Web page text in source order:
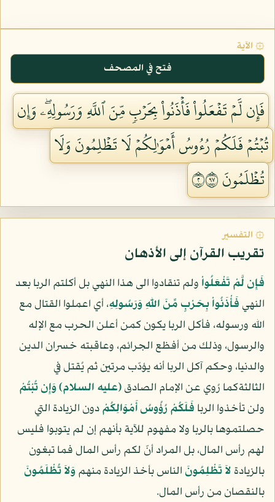
۞ الآية
فتح في المصحف
فَإِن لَّمۡ تَفۡعَلُواْ فَأۡذَنُواْ بِحَرۡبٖ مِّنَ ٱللَّهِ وَرَسُولِهِۦۖ وَإِن
تُبۡتُمۡ فَلَكُمۡ رُءُوسُ أَمۡوَٰلِكُمۡ لَا تَظۡلِمُونَ وَلَا
تُظۡلَمُونَ ٢٧٩
۞ التفسير
تقريب القرآن إلى الأذهان
فَإِن لَّمْ تَفْعَلُواْ ولم تنقادوا الى هذا النهي بل أكلتم الربا بعد
النهي فَأْذَنُواْ بِحَرْبٍ مِّنَ اللّهِ وَرَسُولِهِ، أي اعملوا القتال مع
الله ورسوله، فأكل الربا يكون كمن أعلن الحرب مع الإله
والرسول، وذلك من أفظع الجرائم، وعاقبته خسران الدين
والدنيا، وحكم آكل الربا أنه يؤدّب مرتين ثم يُقتل في
الثالثةكما رُوي عن الإمام الصادق(عليه السلام)وَإِن تُبْتُمْ
ولن تأخذوا الربا فَلَكُمْ رُؤُوسُ أَمْوَالِكُمْدون الزيادة التي
حصلتموها بالربا ولا مفهوم للآية بأنهم إن لم يتوبوا فليس
لهم رأس المال، بل المراد أنّ لكم رأس المال فما تبغون
بالزيادة لاَ تَظْلِمُونَ الناس بأخذ الزيادة منهموَلاَ تُظْلَمُونَ
بالنقصان من رأس المال.